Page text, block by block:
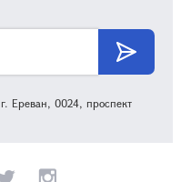
Ереван, 0024, проспект